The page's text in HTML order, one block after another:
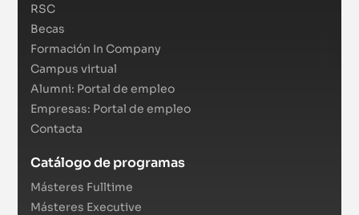
RSC
Becas
Formación In Company
Campus virtual
Alumni: Portal de empleo
Empresas: Portal de empleo
Contacta
Catálogo de programas
Másteres Fulltime
Másteres Executive